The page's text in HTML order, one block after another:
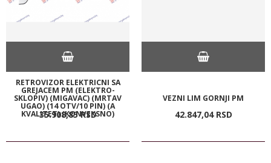
RETROVIZOR ELEKTRICNI SA
GREJACEM PM (ELEKTRO-
SKLOPIV) (MIGAVAC) (MRTAV
UGAO) (14 OTV/10 PIN) (A
KVALITET) (KONVEKSNO)
35.908,85 RSD
VEZNI LIM GORNJI PM
42.847,04 RSD